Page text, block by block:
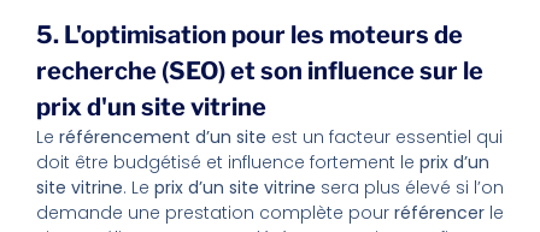
5. L'optimisation pour les moteurs de
recherche (SEO) et son influence sur le
prix d'un site vitrine
Le référencement d’un site est un facteur essentiel qui
doit être budgétisé et influence fortement le prix d’un
site vitrine. Le prix d’un site vitrine sera plus élevé si l’on
demande une prestation complète pour référencer le